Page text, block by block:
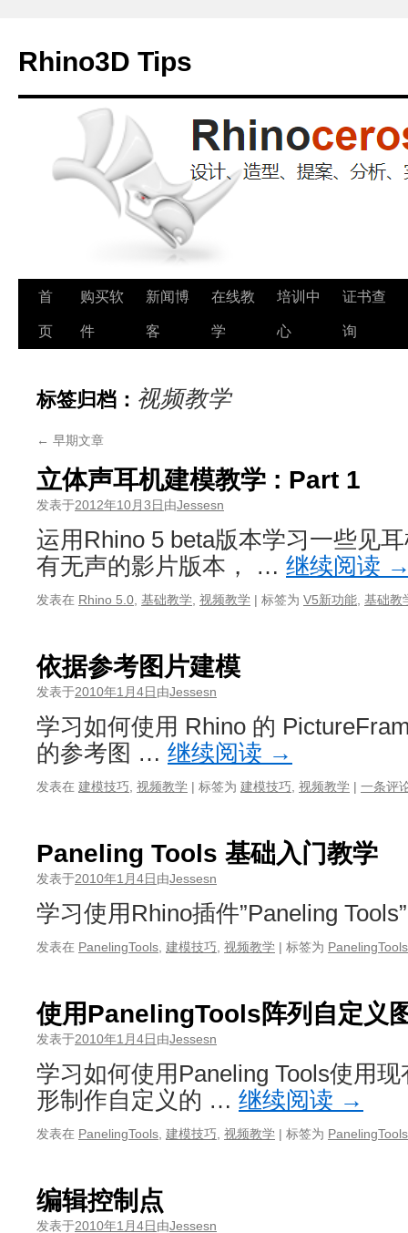
Rhino3D Tips
跳
至
文
首
页
购买软
件
新闻博
客
在线教
学
培训中
心
证书查
询
标签归档： 视频教学
← 早期文章
立体声耳机建模教学 : Part 1
发表于2012年10月3日由Jessesn
运用Rhino 5 beta版本学习一些见
有无声的影片版本， … 继续阅读
发表在 Rhino 5.0 基础教学 视频教学 | 标签为 V5新功能 基础教
依据参考图片建模
发表于2010年1月4日由Jessesn
学习如何使用 Rhino 的
的参考图 … 继续阅读 →
发表在 建模技巧 视频教学 | 标签为 建模技巧 视频教学 | 一条评
Paneling Tools 基础入门教学
发表于2010年1月4日由Jessesn
学习使用Rhino插件”Paneling
发表在 PanelingTools 建模技巧 视频教学 | 标签为 PanelingTools
使用PanelingTools阵列自定义
发表于2010年1月4日由Jessesn
学习如何使用Paneling Tools使用
形制作自定义的 … 继续阅读 →
发表在 PanelingTools 建模技巧 视频教学 | 标签为 PanelingTools
编辑控制点
发表于2010年1月4日由Jessesn